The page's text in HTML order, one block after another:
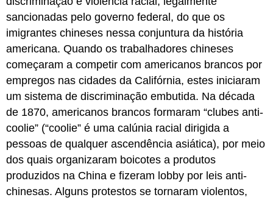
sancionadas pelo governo federal, do que os
imigrantes chineses nessa conjuntura da história
americana. Quando os trabalhadores chineses
começaram a competir com americanos brancos por
empregos nas cidades da Califórnia, estes iniciaram
um sistema de discriminação embutida. Na década
de 1870, americanos brancos formaram “clubes anti-
coolie” (“coolie” é uma calúnia racial dirigida a
pessoas de qualquer ascendência asiática), por meio
dos quais organizaram boicotes a produtos
produzidos na China e fizeram lobby por leis anti-
chinesas. Alguns protestos se tornaram violentos,